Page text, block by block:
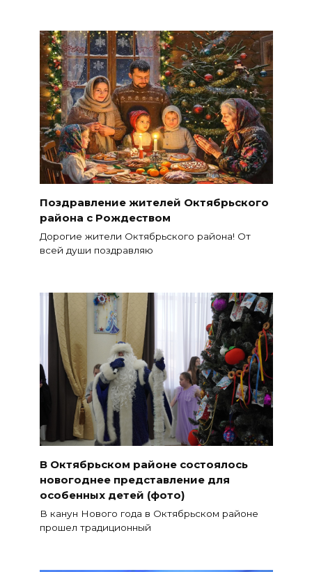
Поздравление жителей Октябрьского
района с Рождеством
Дорогие жители Октябрьского района! От
всей души поздравляю
В Октябрьском районе состоялось
новогоднее представление для
особенных детей (фото)
В канун Нового года в Октябрьском районе
прошел традиционный